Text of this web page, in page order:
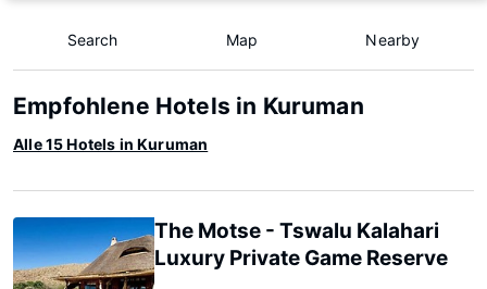
Search Map Nearby
Empfohlene Hotels in Kuruman
Alle 15 Hotels in Kuruman
The Motse - Tswalu Kalahari
Luxury Private Game Reserve